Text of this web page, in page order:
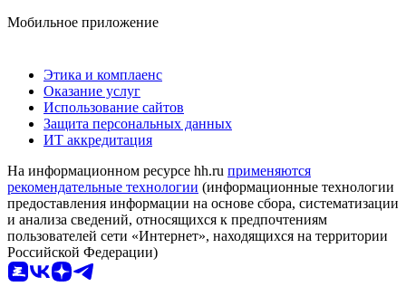
Мобильное приложение
Этика и комплаенс
Оказание услуг
Использование сайтов
Защита персональных данных
ИТ аккредитация
На информационном ресурсе hh.ru применяются
рекомендательные технологии (информационные технологии
предоставления информации на основе сбора, систематизации
и анализа сведений, относящихся к предпочтениям
пользователей сети «Интернет», находящихся на территории
Российской Федерации)